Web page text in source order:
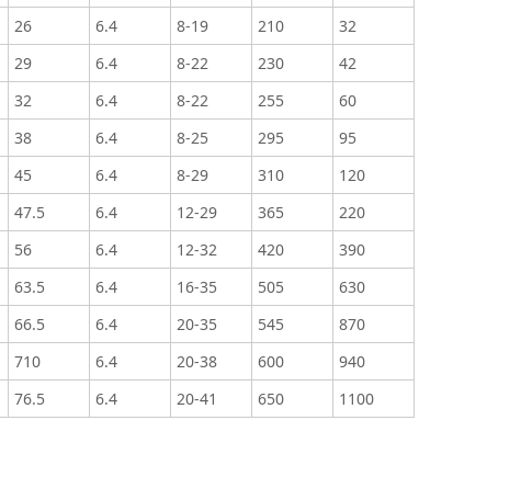
26 6.4 8-19 210
32
29 6.4 8-22 230
42
32 6.4 8-22 255
60
38 6.4 8-25 295
95
45 6.4 8-29 310
120
47.5 6.4 12-29 365
220
56 6.4 12-32 420
390
63.5 6.4 16-35 505
630
66.5 6.4 20-35 545
870
710 6.4 20-38 600
940
76.5 6.4 20-41 650 1100